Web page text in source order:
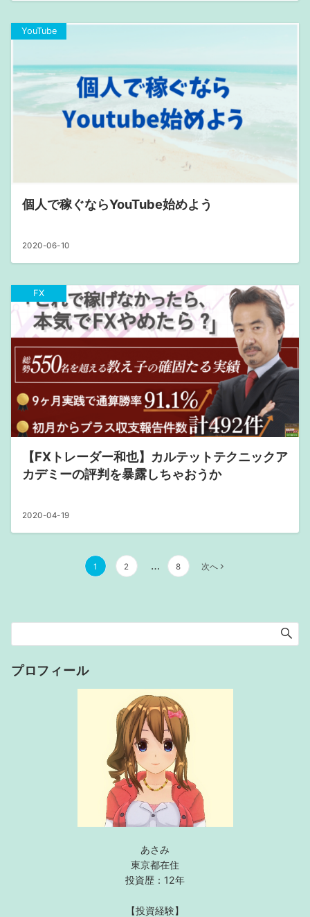
YouTube
個人で稼ぐならYouTube始めよう
2020-06-10
FX
【FXトレーダー和也】カルテットテクニックア
カデミーの評判を暴露しちゃおうか
2020-04-19
1 2 … 8 次へ
プロフィール
あさみ
東京都在住
投資歴：12年
【投資経験】